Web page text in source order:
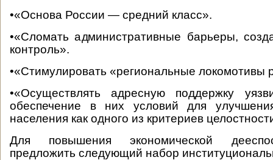
•«Основа России — средний класс».
•«Сломать административные барьеры,
контроль».
•«Стимулировать «региональные локомотивы
•«Осуществлять адресную поддержку
обеспечение в них условий для
населения как одного из критериев
Для повышения экономической
предложить следующий набор